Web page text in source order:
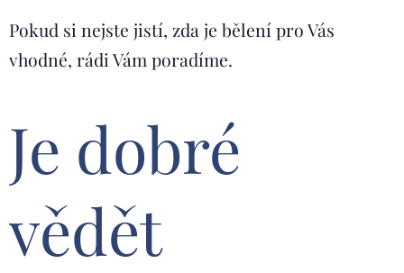
Pokud si nejste jistí, zda je bělení pro Vás
vhodné, rádi Vám poradíme.
Je dobré
vědět